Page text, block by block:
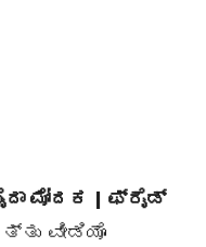
ಮೋದಕ | ಫ್ರೈಡ್
ವೀಡಿಯೊ